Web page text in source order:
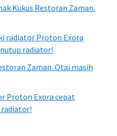
Kukus Restoran Zaman.
radiator Proton Exora
radiator!
Zaman. Otai masih
Proton Exora cepat
radiator!